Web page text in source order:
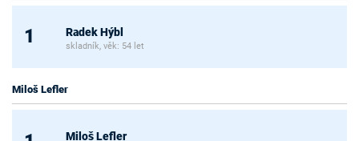
1 Radek Hýbl
skladník, věk: 54 let
Miloš Lefler
Miloš Lefler